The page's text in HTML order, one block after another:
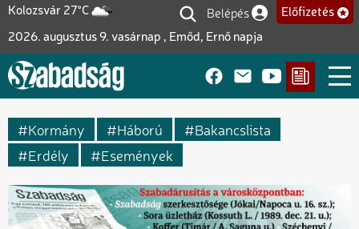
Ugrás
tartalomra
Kolozsvár 27°C
2026. augusztus 9. vasárnap , Emőd, Ernő napja
Felhasználói fiók
Belépés Előfizetés
Kormány Háború
Bakancslista
Erdély
Események